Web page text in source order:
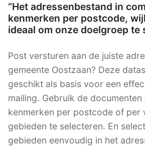
“Het adressenbestand in
kenmerken per postcode,
ideaal om onze doelgroep te
Post versturen aan de juiste
gemeente Oostzaan? Deze
geschikt als basis voor een
mailing. Gebruik de documenten
kenmerken per postcode of per
gebieden te selecteren. En
gebieden eenvoudig in het